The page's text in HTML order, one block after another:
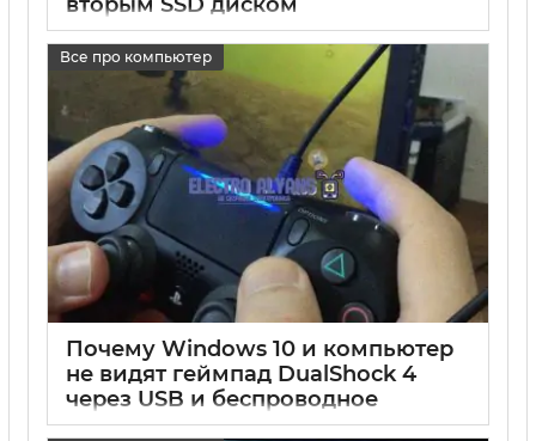
Все про компьютер
Почему Windows 10 и компьютер
не видят геймпад DualShock 4
через USB и беспроводное
подключение